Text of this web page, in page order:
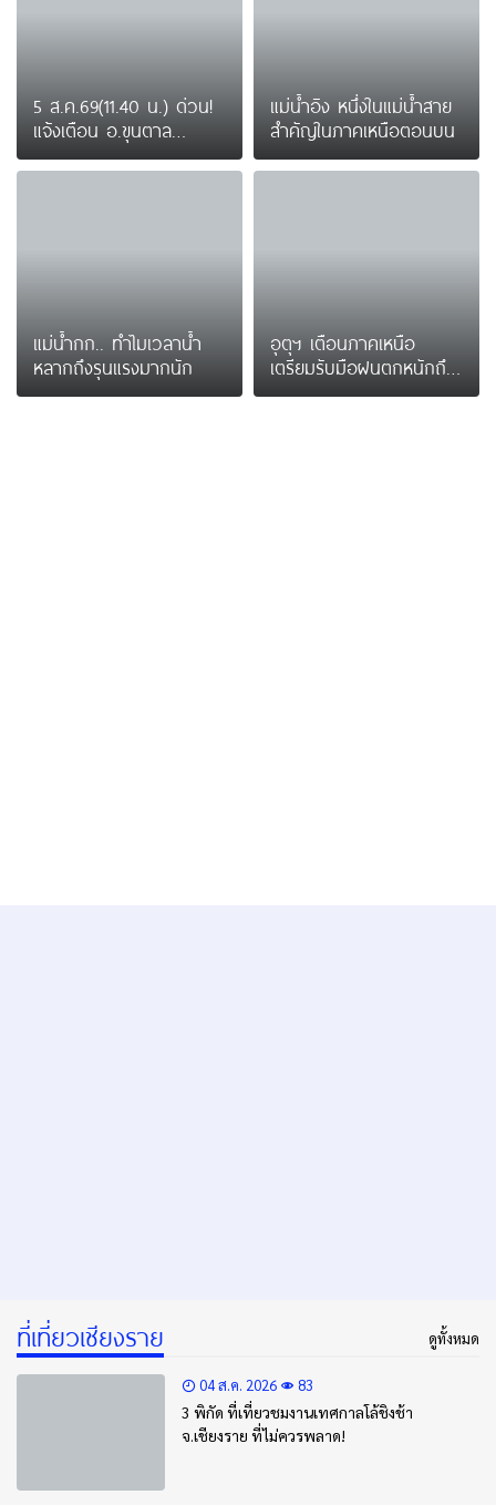
5 ส.ค.69(11.40 น.) ด่วน!
แจ้งเตือน อ.ขุนตาล
บริเวณสะพานบ้านป่าข่า
ต.ยางฮอม “เฝ้าระวัง –
แม่น้ำอิง หนึ่งในแม่น้ำสาย
สำคัญในภาคเหนือตอนบน
แม่น้ำกก.. ทำไมเวลาน้ำ
หลากถึงรุนแรงมากนัก
อุตุฯ เตือนภาคเหนือ
เตรียมรับมือฝนตกหนักถึง
หนักมาก จาก ‘ร่องมรสุม’
ที่เที่ยวเชียงราย ดูทั้งหมด
04 ส.ค. 2026 83
3 พิกัด ที่เที่ยวชมงานเทศกาลโล้ชิงช้า
จ.เชียงราย ที่ไม่ควรพลาด!